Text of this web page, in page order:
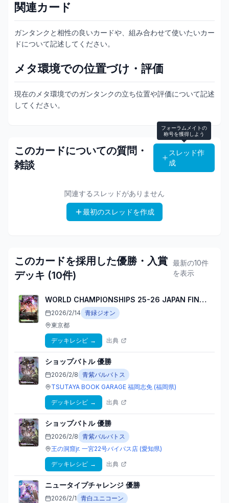
関連カード
ガンタンクと相性の良いカードや、組み合わせて使いたいカー
ドについて記述してください。
メタ環境での位置づけ・評価
現在のメタ環境でのガンタンクの立ち位置や評価について記述
してください。
このカードについての質問・
雑談
フォーラムメイトの
称号を獲得しよう
スレッド作
成
関連するスレッドがありません
最初のスレッドを作成
このカードを採用した優勝・入賞
デッキ (10件)
最新の10件
を表示
WORLD CHAMPIONSHIPS 25-26 JAPAN FINAL
2026/2/14 青緑ジオン
東京都
デッキレシピ → 出典
ショップバトル 優勝
2026/2/8 青紫バルバトス
TSUTAYA BOOK GARAGE 福岡志免 (福岡県)
デッキレシピ → 出典
ショップバトル 優勝
2026/2/8 青紫バルバトス
王の洞窟jr. 一宮22号バイパス店 (愛知県)
デッキレシピ → 出典
ニュータイプチャレンジ 優勝
2026/2/1 青白ユニコーン